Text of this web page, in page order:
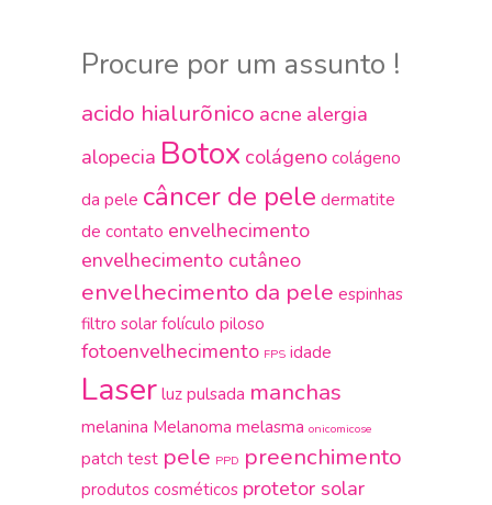
Procure por um assunto !
acido hialurõnico acne alergia
alopecia Botox colágeno colágeno
da pele câncer de pele dermatite
de contato envelhecimento
envelhecimento cutâneo
envelhecimento da pele espinhas
filtro solar folículo piloso
fotoenvelhecimento FPS idade
Laser luz pulsada manchas
melanina Melanoma melasma onicomicose
patch test pele PPD preenchimento
produtos cosméticos protetor solar